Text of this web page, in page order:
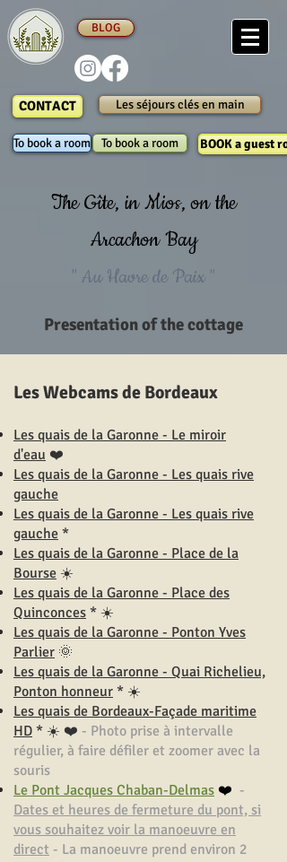
BLOG
CONTACT
To book a room
Les séjours clés en main
To book a room BOOK a guest
The Gîte, in Mios, on the
Arcachon Bay
" Au Havre de Paix "
Presentation of the cottage
Les Webcams de Bordeaux
Les quais de la Garonne - Le miroir
d'eau ❤️
Les quais de la Garonne - Les quais rive
gauche
Les quais de la Garonne - Les quais rive
gauche *
Les quais de la Garonne - Place de la
Bourse ☀️
Les quais de la Garonne - Place des
Quinconces * ☀️
Les quais de la Garonne - Ponton Yves
Parlier 🌞
Les quais de la Garonne - Quai Richelieu,
Ponton honneur * ☀️
Les quais de Bordeaux-Façade maritime
HD * ☀️ ❤️ - Photo prise à intervalle
régulier, à faire défiler et zoomer avec la
souris
Le Pont Jacques Chaban-Delmas ❤️ -
Dates et heures de fermeture du pont, si
vous souhaitez voir la manoeuvre en
direct - La manoeuvre prend environ 2